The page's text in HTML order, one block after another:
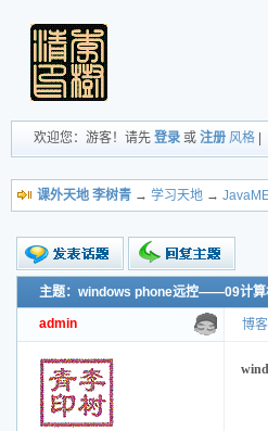
欢迎您：游客！请先 登录 或 注册 风格
课外天地 李树青 → 学习天地 →
新的主题
投票帖
交易帖
小字报
主题：windows phone远控——09计算
admin 博客